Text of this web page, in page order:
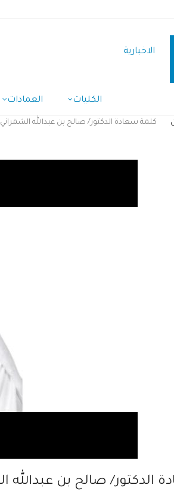
الاخبارية
الكليات العمادات
كلمة سعادة الدكتور/ صالح بن عبدالله
الدكتور/ صالح بن عبدالله